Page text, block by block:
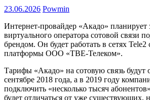
23.06.2026 Powmin
Интернет-провайдер «Акадо» планирует
виртуального оператора сотовой связи
брендом. Он будет работать в сетях Tele2
платформы ООО «ТВЕ-Телеком».
Тарифы «Акадо» на сотовую связь будут
сентябре 2018 года, а в 2019 году
подключить «несколько тысяч
будет отличаться от уже существующих,